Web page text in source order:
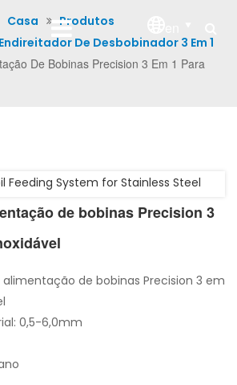
Casa
Produtos
De Desbobinador 3 Em 1
De Bobinas Precision 3 Em 1 Para
de bobinas Precision 3
de bobinas Precision 3 em
0,5-6,0mm